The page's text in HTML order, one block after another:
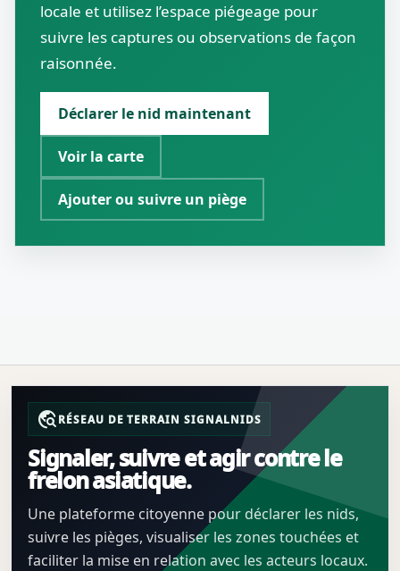
locale et utilisez l’espace piégeage pour
suivre les captures ou observations de façon
raisonnée.
Déclarer le nid maintenant
Voir la carte
Ajouter ou suivre un piège
travel_exploreRÉSEAU DE TERRAIN SIGNALNIDS
Signaler, suivre et agir contre le
frelon asiatique.
Une plateforme citoyenne pour déclarer les nids,
suivre les pièges, visualiser les zones touchées et
faciliter la mise en relation avec les acteurs locaux.